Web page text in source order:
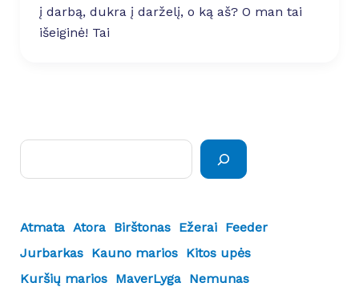
į darbą, dukra į darželį, o ką aš? O man tai
išeiginė! Tai
Atmata Atora Birštonas Ežerai Feeder
Jurbarkas Kauno marios Kitos upės
Kuršių marios MaverLyga Nemunas